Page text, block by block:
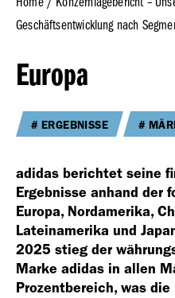
2023
2022
Geschäftsentwicklung nach
Europa
ERGEBNISSE
adidas berichtet seine
Ergebnisse anhand der
Europa, Nordamerika,
Lateinamerika und
2025 stieg der
Marke adidas in allen
Prozentbereich, was